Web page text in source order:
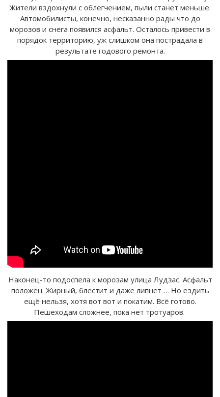
Жители вздохнули с облегчением, пыли станет меньше.
Автомобилисты, конечно, несказанно рады что до
морозов и снега появился асфальт. Осталось привести в
порядок территорию, уж слишком она пострадала в
результате годового ремонта.
Наконец-то подоспела к морозам улица Лудзас. Асфальт
положен. Жирный, блестит и даже липнет … Но ездить
ещё нельзя, хотя вот вот и покатим. Всё готово.
Пешеходам сложнее, пока нет тротуаров.